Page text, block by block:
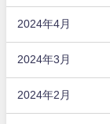
2024年4月
2024年3月
2024年2月